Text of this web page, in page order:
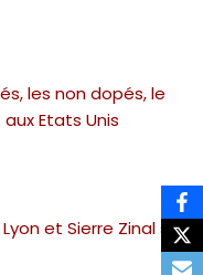
les non dopés, le
Etats Unis
et Sierre Zinal se